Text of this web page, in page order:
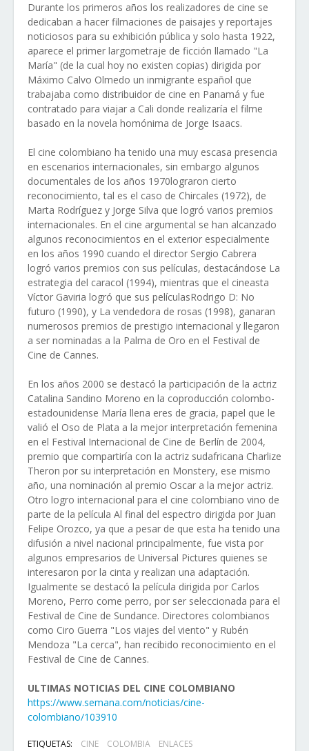
Durante los primeros años los realizadores de cine se
dedicaban a hacer filmaciones de paisajes y reportajes
noticiosos para su exhibición pública y solo hasta 1922,
aparece el primer largometraje de ficción llamado "La
María" (de la cual hoy no existen copias) dirigida por
Máximo Calvo Olmedo un inmigrante español que
trabajaba como distribuidor de cine en Panamá y fue
contratado para viajar a Cali donde realizaría el filme
basado en la novela homónima de Jorge Isaacs.
El cine colombiano ha tenido una muy escasa presencia
en escenarios internacionales, sin embargo algunos
documentales de los años 1970lograron cierto
reconocimiento, tal es el caso de Chircales (1972), de
Marta Rodríguez y Jorge Silva que logró varios premios
internacionales. En el cine argumental se han alcanzado
algunos reconocimientos en el exterior especialmente
en los años 1990 cuando el director Sergio Cabrera
logró varios premios con sus películas, destacándose La
estrategia del caracol (1994), mientras que el cineasta
Víctor Gaviria logró que sus películasRodrigo D: No
futuro (1990), y La vendedora de rosas (1998), ganaran
numerosos premios de prestigio internacional y llegaron
a ser nominadas a la Palma de Oro en el Festival de
Cine de Cannes.
En los años 2000 se destacó la participación de la actriz
Catalina Sandino Moreno en la coproducción colombo-
estadounidense María llena eres de gracia, papel que le
valió el Oso de Plata a la mejor interpretación femenina
en el Festival Internacional de Cine de Berlín de 2004,
premio que compartiría con la actriz sudafricana Charlize
Theron por su interpretación en Monstery, ese mismo
año, una nominación al premio Oscar a la mejor actriz.
Otro logro internacional para el cine colombiano vino de
parte de la película Al final del espectro dirigida por Juan
Felipe Orozco, ya que a pesar de que esta ha tenido una
difusión a nivel nacional principalmente, fue vista por
algunos empresarios de Universal Pictures quienes se
interesaron por la cinta y realizan una adaptación.
Igualmente se destacó la película dirigida por Carlos
Moreno, Perro come perro, por ser seleccionada para el
Festival de Cine de Sundance. Directores colombianos
como Ciro Guerra "Los viajes del viento" y Rubén
Mendoza "La cerca", han recibido reconocimiento en el
Festival de Cine de Cannes.
ULTIMAS NOTICIAS DEL CINE COLOMBIANO
https://www.semana.com/noticias/cine-
colombiano/103910
ETIQUETAS: CINE COLOMBIA ENLACES